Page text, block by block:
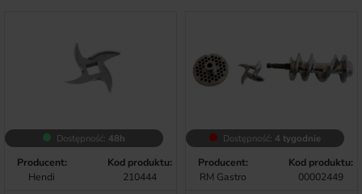
Dostępność: 48h
Producent:
Hendi
Kod produktu:
210444
Dostępność: 4 tygodnie
Producent:
RM Gastro
Kod produktu:
00002449